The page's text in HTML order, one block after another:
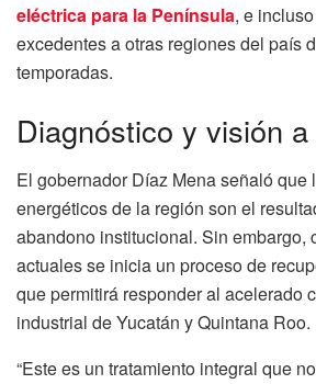
eléctrica para la Península, e
excedentes a otras regiones del país
temporadas.
Diagnóstico y visión
El gobernador Díaz Mena señaló que
energéticos de la región son el
abandono institucional. Sin embargo,
actuales se inicia un proceso de
que permitirá responder al acelerado
industrial de Yucatán y Quintana Roo.
“Este es un tratamiento integral que